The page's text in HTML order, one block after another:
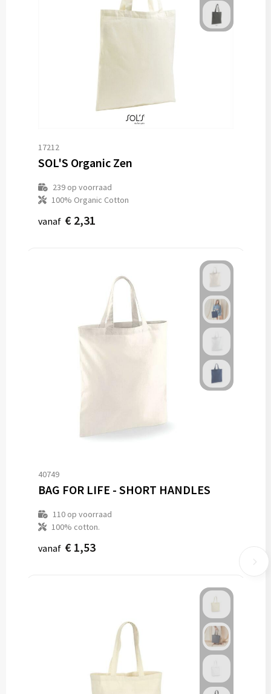
17212
SOL'S Organic Zen
239op voorraad
100% Organic Cotton
vanaf € 2,31
40749
BAG FOR LIFE - SHORT HANDLES
110op voorraad
100% cotton.
vanaf € 1,53